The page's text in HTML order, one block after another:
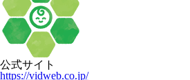
公式サイト
https://vidweb.co.jp/